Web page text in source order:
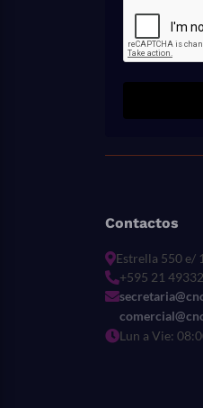
Contactos
Estrella 550 e/
+595 21
Lun a Vie: